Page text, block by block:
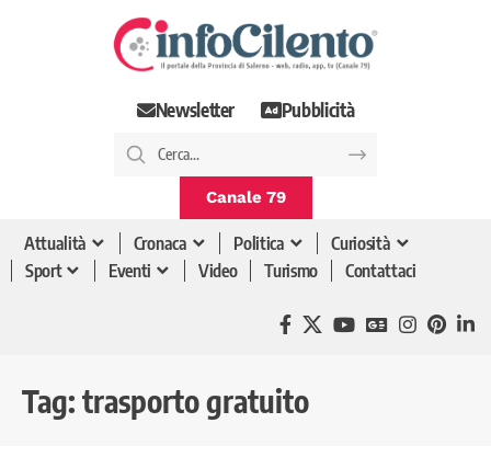
Newsletter Pubblicità
Canale 79
Attualità Cronaca Politica
Curiosità
Sport
Eventi Video Turismo Contattaci
Tag: trasporto gratuito